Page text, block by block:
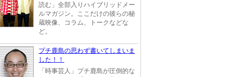
読む」全部入りハイブリッドメー
ルマガジン。ここだけの彼らの秘
蔵映像、コラム、トークなどな
ど。
プチ鹿島の思わず書いてしまいま
した！！
「時事芸人」プチ鹿島が圧倒的な